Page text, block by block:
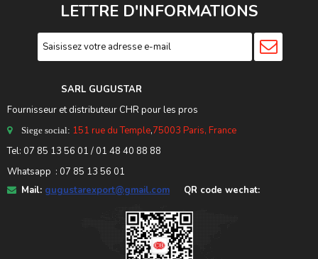
LETTRE D'INFORMATIONS
SARL GUGUSTAR
Fournisseur et distributeur CHR pour les pros
Siege social: 151 rue du Temple,75003 Paris, France
Tel: 07 85 13 56 01 / 01 48 40 88 88
Whatsapp : 07 85 13 56 01
Mail: gugustarexport@gmail.com QR code wechat: